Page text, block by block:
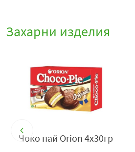
Захарни изделия
Близалка Захарно Петле